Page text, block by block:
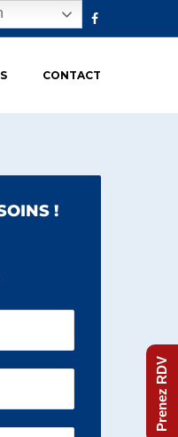
CONTACT
!
Prenez RDV